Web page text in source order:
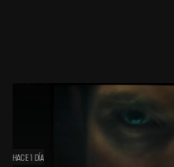
HACE 1 DÍA